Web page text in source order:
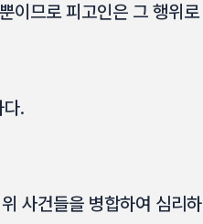
이므로 피고인은 그 행위
.
사건들을 병합하여 심리